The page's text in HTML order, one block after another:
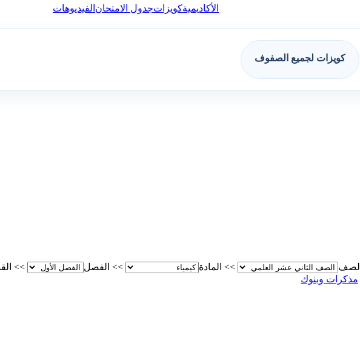
الأكاديميةكويزاتجدول الامتحان الفيديوهات
كويزات لجميع الصفوف
الصف >> المادة >> الفصل >>
مذكرات وبنوك